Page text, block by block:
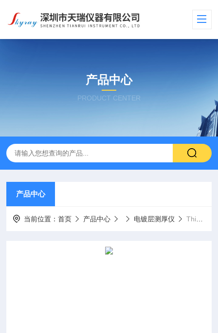
产品中心
PRODUCT CENTER
产品中心
当前位置：首页 产品中心 电镀层测厚仪 Thick600江苏昆山X射线测厚仪Thick600